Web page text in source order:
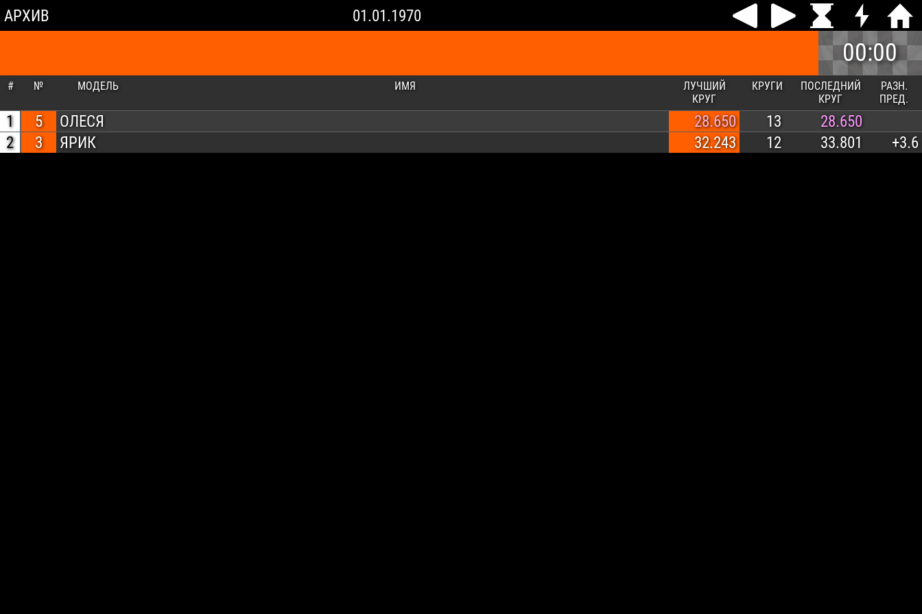
АРХИВ 01.01.1970
00:00
# № МОДЕЛЬ ИМЯ
ЛУЧШИЙ
КРУГ
КРУГИ
ПОСЛЕДНИЙ
КРУГ
РАЗН.
ПРЕД.
1 5 ОЛЕСЯ 28.650 13
28.650
2
3 ЯРИК 32.243 12 33.801 +3.6